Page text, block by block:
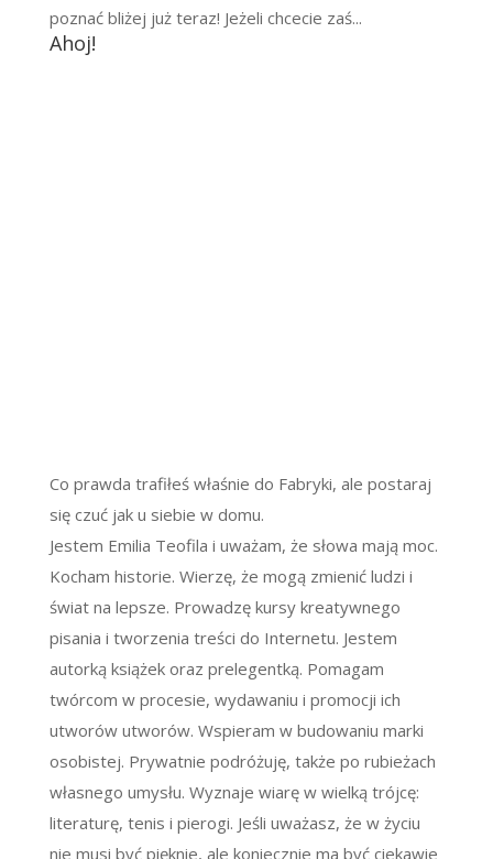
poznać bliżej już teraz! Jeżeli chcecie zaś...
Ahoj!
Co prawda trafiłeś właśnie do Fabryki, ale postaraj
się czuć jak u siebie w domu.
Jestem Emilia Teofila i uważam, że słowa mają moc.
Kocham historie. Wierzę, że mogą zmienić ludzi i
świat na lepsze. Prowadzę kursy kreatywnego
pisania i tworzenia treści do Internetu. Jestem
autorką książek oraz prelegentką. Pomagam
twórcom w procesie, wydawaniu i promocji ich
utworów utworów. Wspieram w budowaniu marki
osobistej. Prywatnie podróżuję, także po rubieżach
własnego umysłu. Wyznaje wiarę w wielką trójcę:
literaturę, tenis i pierogi. Jeśli uważasz, że w życiu
nie musi być pięknie, ale koniecznie ma być ciekawie